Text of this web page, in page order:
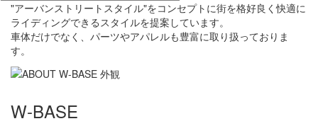
"アーバンストリートスタイル"をコンセプトに街を格好良く快適に
ライディングできるスタイルを提案しています。
車体だけでなく、パーツやアパレルも豊富に取り扱っておりま
す。
W-BASE